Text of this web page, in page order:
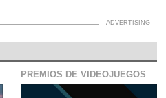
PREMIOS DE VIDEOJUEGOS